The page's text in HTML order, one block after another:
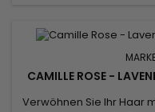
CAMILLE ROSE -
Verwöhnen Sie Ihr Haar